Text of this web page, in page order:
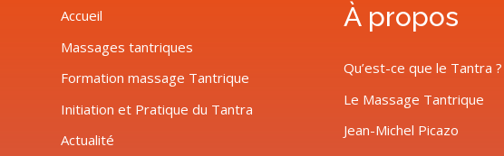
Accueil
Massages tantriques
Formation massage Tantrique
Initiation et Pratique du Tantra
Actualité
À propos
Qu’est-ce que le Tantra ?
Le Massage Tantrique
Jean-Michel Picazo